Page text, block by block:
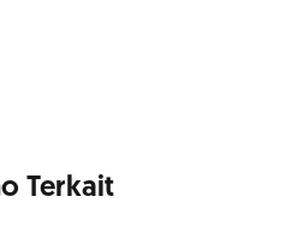
Terkait